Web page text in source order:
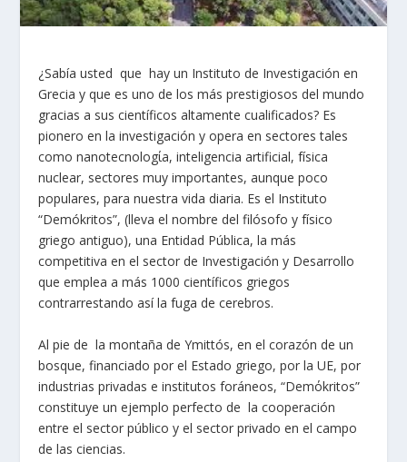
¿Sabía usted que hay un Instituto de Investigación en
Grecia y que es uno de los más prestigiosos del mundo
gracias a sus científicos altamente cualificados? Es
pionero en la investigación y opera en sectores tales
como nanotecnologίa, inteligencia artificial, física
nuclear, sectores muy importantes, aunque poco
populares, para nuestra vida diaria. Es el Instituto
“Demókritos”, (lleva el nombre del filósofo y físico
griego antiguo), una Entidad Pública, la más
competitiva en el sector de Investigación y Desarrollo
que emplea a más 1000 científicos griegos
contrarrestando así la fuga de cerebros.
Al pie de la montaña de Ymittós, en el corazón de un
bosque, financiado por el Estado griego, por la UE, por
industrias privadas e institutos foráneos, “Demόkritos”
constituye un ejemplo perfecto de la cooperación
entre el sector público y el sector privado en el campo
de las ciencias.